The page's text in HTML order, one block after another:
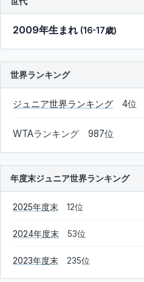
2009年生まれ (16-17歳)
世界ランキング
ジュニア世界ランキング 4位
WTAランキング 987位
年度末ジュニア世界ランキング
2025年度末 12位
2024年度末 53位
2023年度末 235位